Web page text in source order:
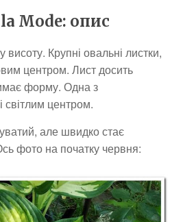
Mode: опис
Крупні овальні листки,
центром. Лист досить
форму. Одна з
світлим центром.
але швидко стає
фото на початку червня: